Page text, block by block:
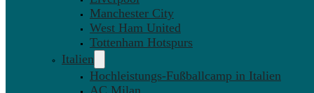
Manchester City
West Ham United
Tottenham Hotspurs
Italien
Hochleistungs-Fußballcamp in Italien
AC Milan